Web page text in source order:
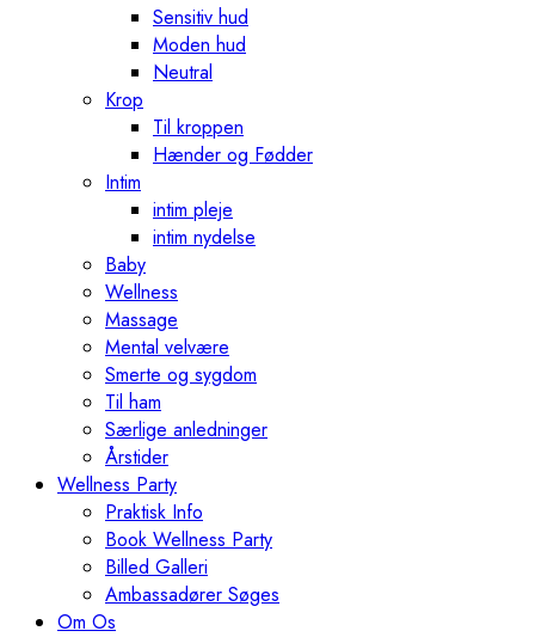
Sensitiv hud
Moden hud
Neutral
Krop
Til kroppen
Hænder og Fødder
Intim
intim pleje
intim nydelse
Baby
Wellness
Massage
Mental velvære
Smerte og sygdom
Til ham
Særlige anledninger
Årstider
Wellness Party
Praktisk Info
Book Wellness Party
Billed Galleri
Ambassadører Søges
Om Os